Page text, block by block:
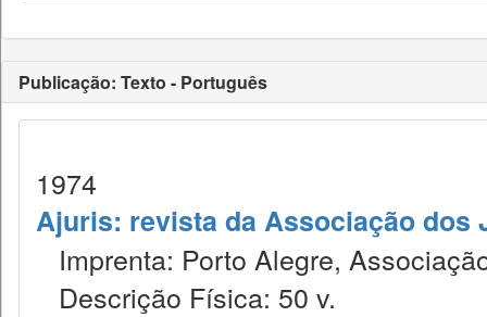
Publicação: Texto - Português
1974
Ajuris: revista da Associação dos
Imprenta: Porto Alegre,
Descrição Física: 50 v.